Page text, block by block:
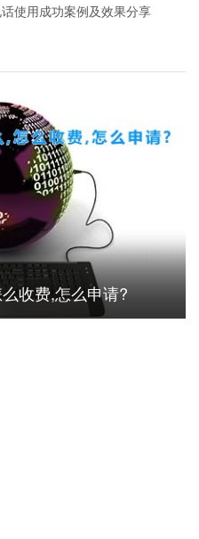
使用成功案例及效果分享
收费,怎么申请?